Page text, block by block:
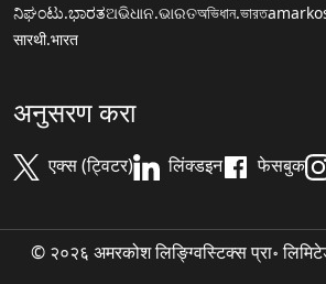
ನಿಘಂಟು.ಭಾರತଅଭିଧାନ.ଭାରତঅভিধান.ভারত
सारथी.भारत
अनुसरण करा
एक्स (ट्विटर) लिंक्डइन फेसबुक
© २०२६ अमरकोश लिङ्ग्विस्टिक्स प्रा॰